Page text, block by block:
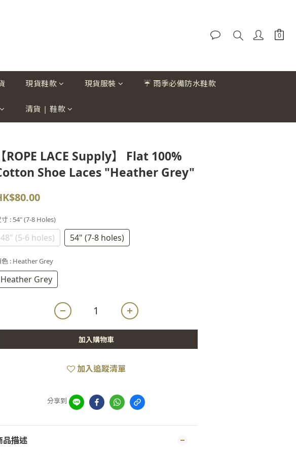
現貨鞋款 現貨服裝 ☔ 雨季必備防水鞋款
清貨 | 鞋款
【ROPE LACE Supply】 Flat 100%
Shoe Laces "Heather Grey"
寸 : 54" (7-8 Holes)
48" (5-6 holes) 54" (7-8 holes)
色 : Heather Grey
Heather Grey
加入購物車
加入追蹤清單
分享到
品描述